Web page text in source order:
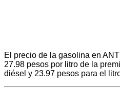
El precio de la gasolina en
27.98 pesos por litro de la
diésel y 23.97 pesos para el